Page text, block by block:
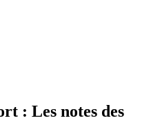
: Les notes des